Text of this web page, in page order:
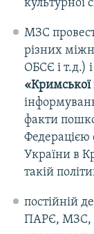
МЗС
різних
ОБСЄ і т.д.)
факти
Федерацією
України в
такій
постійній
ПАРЄ, МЗС,